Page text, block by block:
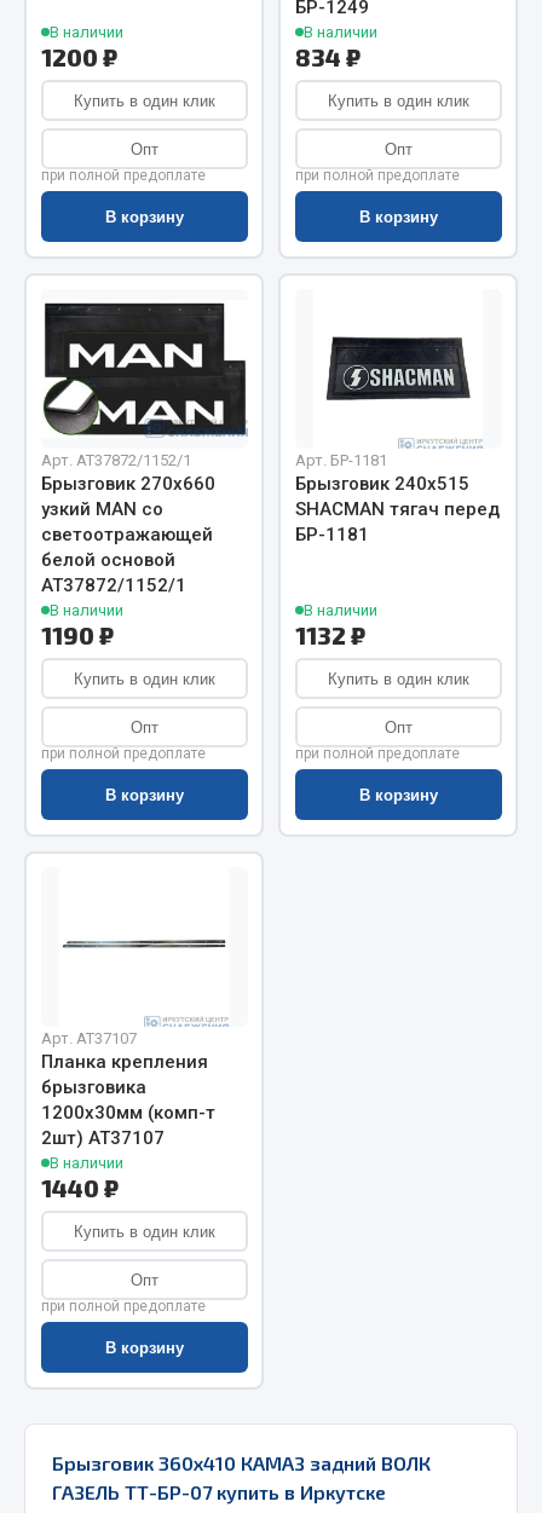
Цепи подъёмные
Весь раздел
РТИ
Кольца уплотнительные
Лента конвейерная
Манжеты
Паронит
Патрубки
Прокладки
Рукава высокого давления
Показать ещё
Весь раздел
Автомобильная электрика
Автолампы
Блоки реле и предохранителей
Вилки нагрузочные
Выключатели и переключатели клавишные
Изолента
Весь раздел
Запчасти на полуприцепы
Амортизаторы для полуприцепов
Весь раздел
Запчасти КамАЗ
Система питания
Система выпуска газа
Система охлаждения
Сцепление
В наличии
1200 ₽
Купить в один клик
Опт
при полной предоплате
В корзину
БР-1249
В наличии
834 ₽
Купить в один клик
Опт
при полной предоплате
В корзину
Арт. AT37872/1152/1
Брызговик 270х660
узкий MAN со
светоотражающей
белой основой
АТ37872/1152/1
В наличии
1190 ₽
Купить в один клик
Опт
при полной предоплате
В корзину
Арт. БР-1181
Брызговик 240х515
SHACMAN тягач перед
БР-1181
В наличии
1132 ₽
Купить в один клик
Опт
при полной предоплате
В корзину
Арт. AT37107
Планка крепления
брызговика
1200х30мм (комп-т
2шт) АТ37107
В наличии
1440 ₽
Купить в один клик
Опт
при полной предоплате
В корзину
Брызговик 360х410 КАМАЗ задний ВОЛК
ГАЗЕЛЬ ТТ-БР-07 купить в Иркутске